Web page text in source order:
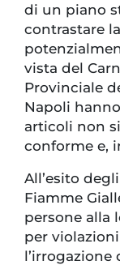
di un piano
contrastare
vista del
Provinciale
Napoli
articoli non
conforme e,
All’esito
Fiamme
persone alla
per
l’irrogazione